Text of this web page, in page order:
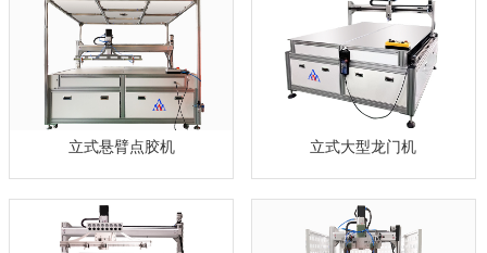
立式悬臂点胶机 立式大型龙门机